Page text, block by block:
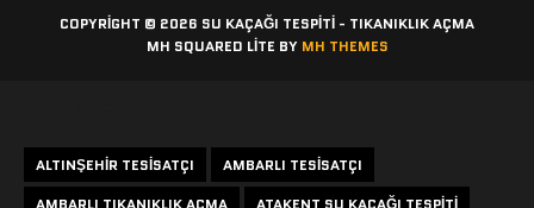
COPYRIGHT © 2026 SU KAÇAĞI TESPITI - TIKANIKLIK AÇMA
MH SQUARED LITE BY MH THEMES
ALTINŞEHIR TESISATÇI
AMBARLI TESISATÇI
AMBARLI TIKANIKLIK AÇMA
ATAKENT SU KAÇAĞI TESPITI